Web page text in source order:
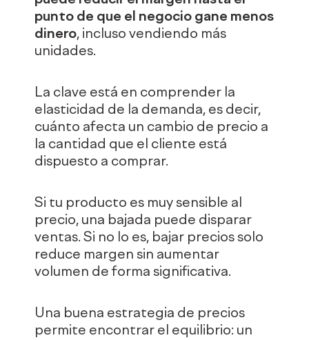
punto de que el negocio gane menos
dinero, incluso vendiendo más
unidades.
La clave está en comprender la
elasticidad de la demanda, es decir,
cuánto afecta un cambio de precio a
la cantidad que el cliente está
dispuesto a comprar.
Si tu producto es muy sensible al
precio, una bajada puede disparar
ventas. Si no lo es, bajar precios solo
reduce margen sin aumentar
volumen de forma significativa.
Una buena estrategia de precios
permite encontrar el equilibrio: un